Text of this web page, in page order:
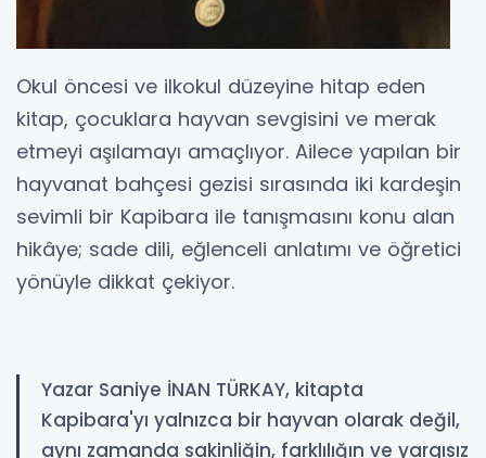
Okul öncesi ve ilkokul düzeyine hitap eden
kitap, çocuklara hayvan sevgisini ve merak
etmeyi aşılamayı amaçlıyor. Ailece yapılan bir
hayvanat bahçesi gezisi sırasında iki kardeşin
sevimli bir Kapibara ile tanışmasını konu alan
hikâye; sade dili, eğlenceli anlatımı ve öğretici
yönüyle dikkat çekiyor.
Yazar Saniye İNAN TÜRKAY, kitapta
Kapibara'yı yalnızca bir hayvan olarak değil,
aynı zamanda sakinliğin, farklılığın ve yargısız